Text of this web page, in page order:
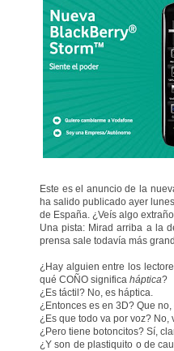
Este es el anuncio de la
ha salido publicado ayer
de España. ¿Veís algo
Una pista: Mirad arriba a la
prensa sale todavía más
¿Hay alguien entre los
qué COÑO significa háptica?
¿Es táctil? No, es háptica.
¿Entonces es en 3D? Que
¿Es que todo va por voz? No,
¿Pero tiene botoncitos? Sí,
¿Y son de plastiquito o de